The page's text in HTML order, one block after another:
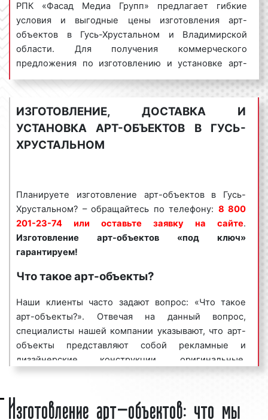
РПК «Фасад Медиа Групп» предлагает гибкие
условия и выгодные цены изготовления арт-
объектов в Гусь-Хрустальном и Владимирской
области. Для получения коммерческого
предложения по изготовлению и установке арт-
объектов в Гусь-Хрустальном обращайтесь по
8 800 201-23-74 или оставьте заявку на
сайте.Изготовление арт-объектов «под ключ»
Арт-объекты пользуются
конструкций объясняется целым рядом факторов:
хорошая заметность;
массовый охват аудитории;
разнообразие форм и характеристик;
аудиторию;
Арт-объекты являются эффективным средством
для привлечения внимания целевой аудитории к
инфраструктурным объектам. Многие клиенты
нашего рекламного агентства заказывают
продвижении бренда компании, информировании
ИЗГОТОВЛЕНИЕ, ДОСТАВКА И
УСТАНОВКА АРТ-ОБЪЕКТОВ В ГУСЬ-
ХРУСТАЛЬНОМ
Планируете изготовление арт-объектов в Гусь-
Хрустальном? – обращайтесь по телефону: 8 800
201-23-74 или оставьте заявку на сайте.
Изготовление арт-объектов «под ключ»
гарантируем!
Что такое арт-объекты?
Наши клиенты часто задают вопрос: «Что такое
арт-объекты?». Отвечая на данный вопрос,
специалисты нашей компании указывают, что арт-
объекты представляют собой рекламные и
дизайнерские конструкции, оригинальные,
своеобразные, неповторимые, направленные на
покупателям, посетителям, а также иные
физическим и юридическим лицам информации, в
Изготовление арт-объектов: что мы